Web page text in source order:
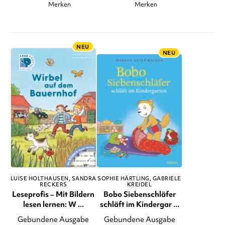
Merken Merken
NEU
LUISE HOLTHAUSEN SANDRA
RECKERS
Leseprofis – Mit Bildern
lesen lernen: W ...
Gebundene Ausgabe
NEU
SOPHIE HÄRTLING GABRIELE
KREIDEL
Bobo Siebenschläfer
schläft im Kindergar ...
Gebundene Ausgabe